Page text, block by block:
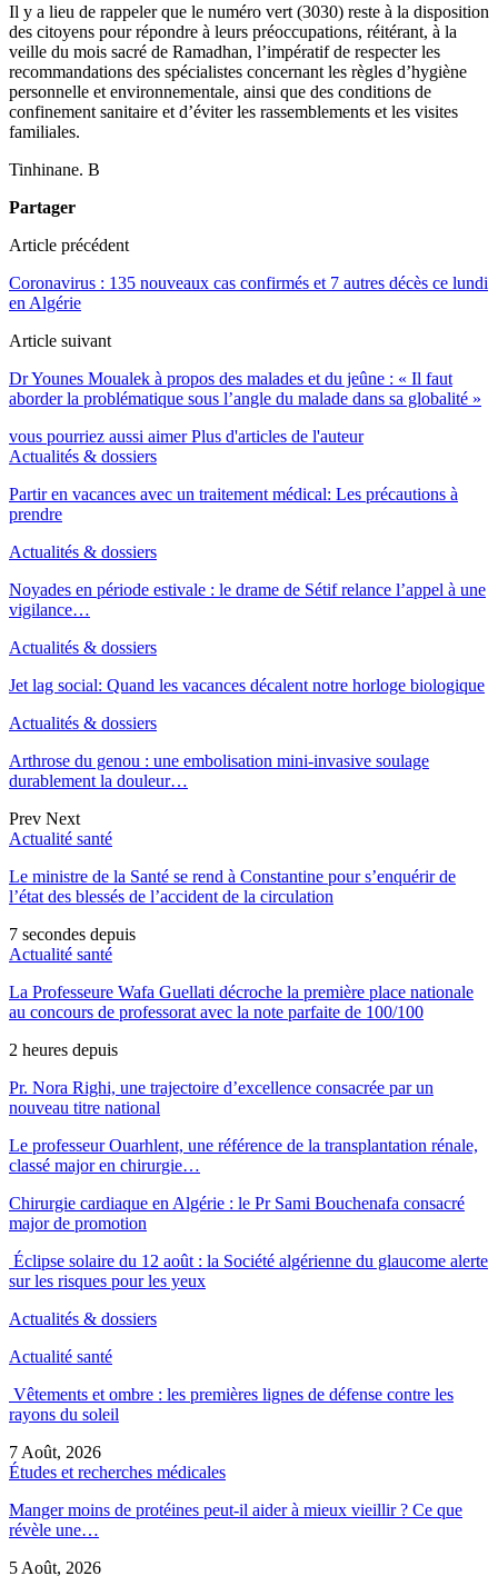
Il y a lieu de rappeler que le numéro vert (3030) reste à la disposition
des citoyens pour répondre à leurs préoccupations, réitérant, à la
veille du mois sacré de Ramadhan, l’impératif de respecter les
recommandations des spécialistes concernant les règles d’hygiène
personnelle et environnementale, ainsi que des conditions de
confinement sanitaire et d’éviter les rassemblements et les visites
familiales.
Tinhinane. B
Partager
Article précédent
Coronavirus : 135 nouveaux cas confirmés et 7 autres décès ce lundi
en Algérie
Article suivant
Dr Younes Moualek à propos des malades et du jeûne : « Il faut
aborder la problématique sous l’angle du malade dans sa globalité »
vous pourriez aussi aimer Plus d'articles de l'auteur
Actualités & dossiers
Partir en vacances avec un traitement médical: Les précautions à
prendre
Actualités & dossiers
Noyades en période estivale : le drame de Sétif relance l’appel à une
vigilance…
Actualités & dossiers
Jet lag social: Quand les vacances décalent notre horloge biologique
Actualités & dossiers
Arthrose du genou : une embolisation mini-invasive soulage
durablement la douleur…
Prev Next
Actualité santé
Le ministre de la Santé se rend à Constantine pour s’enquérir de
l’état des blessés de l’accident de la circulation
7 secondes depuis
Actualité santé
La Professeure Wafa Guellati décroche la première place nationale
au concours de professorat avec la note parfaite de 100/100
2 heures depuis
Pr. Nora Righi, une trajectoire d’excellence consacrée par un
nouveau titre national
Le professeur Ouarhlent, une référence de la transplantation rénale,
classé major en chirurgie…
Chirurgie cardiaque en Algérie : le Pr Sami Bouchenafa consacré
major de promotion
Éclipse solaire du 12 août : la Société algérienne du glaucome alerte
sur les risques pour les yeux
Actualités & dossiers
Actualité santé
Vêtements et ombre : les premières lignes de défense contre les
rayons du soleil
7 Août, 2026
Études et recherches médicales
Manger moins de protéines peut-il aider à mieux vieillir ? Ce que
révèle une…
5 Août, 2026